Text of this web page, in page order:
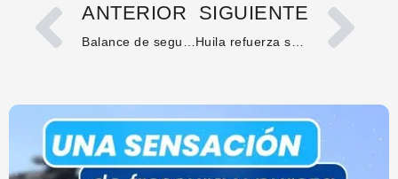
ANTERIOR SIGUIENTE